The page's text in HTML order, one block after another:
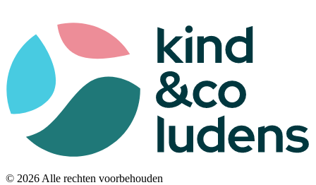
© 2026 Alle rechten voorbehouden